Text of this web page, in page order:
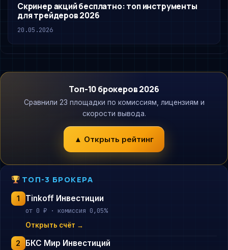
Скринер акций бесплатно: топ инструменты
для трейдеров 2026
20.05.2026
Топ-10 брокеров 2026
Сравнили 23 площадки по комиссиям, лицензиям и
скорости вывода.
▲ Открыть рейтинг
ТОП-3 БРОКЕРА
1 Tinkoff Инвестиции
от 0 ₽ · комиссия 0,05%
Открыть счёт →
2 БКС Мир Инвестиций